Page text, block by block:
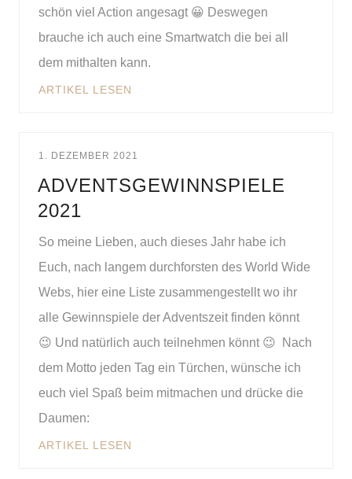
schön viel Action angesagt 😀 Deswegen
brauche ich auch eine Smartwatch die bei all
dem mithalten kann.
ARTIKEL LESEN
1. DEZEMBER 2021
ADVENTSGEWINNSPIELE
2021
So meine Lieben, auch dieses Jahr habe ich
Euch, nach langem durchforsten des World Wide
Webs, hier eine Liste zusammengestellt wo ihr
alle Gewinnspiele der Adventszeit finden könnt
😉 Und natürlich auch teilnehmen könnt 😉 Nach
dem Motto jeden Tag ein Türchen, wünsche ich
euch viel Spaß beim mitmachen und drücke die
Daumen:
ARTIKEL LESEN